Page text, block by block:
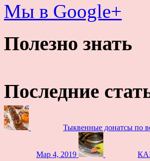
Мы в Google+
Полезно знать
Последние
Тыквенные донатсы по
Мар 4, 2019